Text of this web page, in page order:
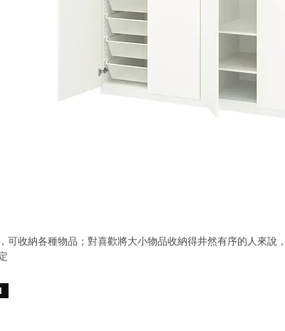
可收納各種物品；對喜歡將大小物品收納得井然有序的人來說